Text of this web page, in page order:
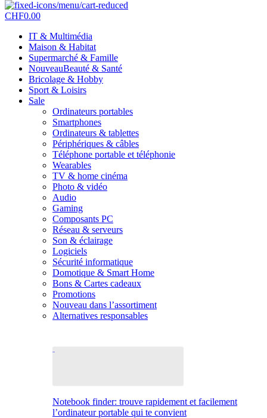
CHF0.00
IT & Multimédia
Maison & Habitat
Supermarché & Famille
NouveauBeauté & Santé
Bricolage & Hobby
Sport & Loisirs
Sale
Ordinateurs portables
Smartphones
Ordinateurs & tablettes
Périphériques & câbles
Téléphone portable et téléphonie
Wearables
TV & home cinéma
Photo & vidéo
Audio
Gaming
Composants PC
Réseau & serveurs
Son & éclairage
Logiciels
Sécurité informatique
Domotique & Smart Home
Bons & Cartes cadeaux
Promotions
Nouveau dans l’assortiment
Alternatives responsables
Notebook finder: trouve rapidement et facilement
l’ordinateur portable qui te convient